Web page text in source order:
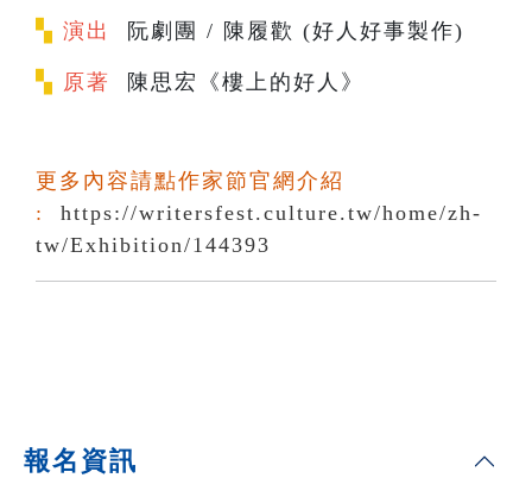
▚ 演出 阮劇團 / 陳履歡 (好人好事製作)
▚ 原著 陳思宏《樓上的好人》
更多內容請點作家節官網介紹
:
https://writersfest.culture.tw/home/zh-
tw/Exhibition/144393
報名資訊